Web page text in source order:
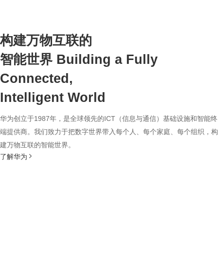
构建万物互联的
智能世界 Building a Fully
Connected,
Intelligent World
华为创立于1987年，是全球领先的ICT（信息与通信）基础设施和智能终
端提供商。我们致力于把数字世界带入每个人、每个家庭、每个组织，构
建万物互联的智能世界。
了解华为